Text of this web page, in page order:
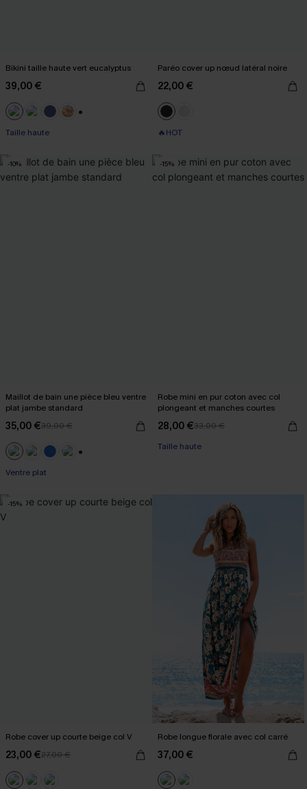
Bikini taille haute vert eucalyptus
39,00 €
Taille haute
Paréo cover up nœud latéral noire
22,00 €
🔥HOT
-10%
Maillot de bain une pièce bleu ventre
plat jambe standard
35,00 €39,00 €
Ventre plat
-15%
Robe mini en pur coton avec col
plongeant et manches courtes
28,00 €33,00 €
Taille haute
-15%
Robe cover up courte beige col V
23,00 €27,00 €
Robe longue florale avec col carré
37,00 €